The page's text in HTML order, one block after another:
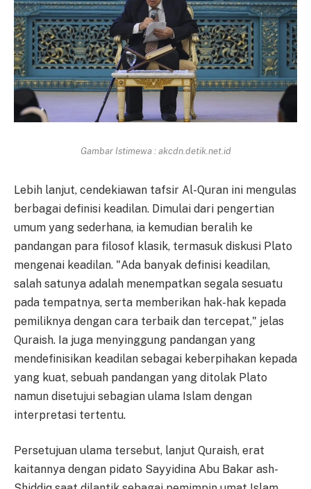
Gambar Istimewa : akcdn.detik.net.id
Lebih lanjut, cendekiawan tafsir Al-Quran ini mengulas
berbagai definisi keadilan. Dimulai dari pengertian
umum yang sederhana, ia kemudian beralih ke
pandangan para filosof klasik, termasuk diskusi Plato
mengenai keadilan. "Ada banyak definisi keadilan,
salah satunya adalah menempatkan segala sesuatu
pada tempatnya, serta memberikan hak-hak kepada
pemiliknya dengan cara terbaik dan tercepat," jelas
Quraish. Ia juga menyinggung pandangan yang
mendefinisikan keadilan sebagai keberpihakan kepada
yang kuat, sebuah pandangan yang ditolak Plato
namun disetujui sebagian ulama Islam dengan
interpretasi tertentu.
Persetujuan ulama tersebut, lanjut Quraish, erat
kaitannya dengan pidato Sayyidina Abu Bakar ash-